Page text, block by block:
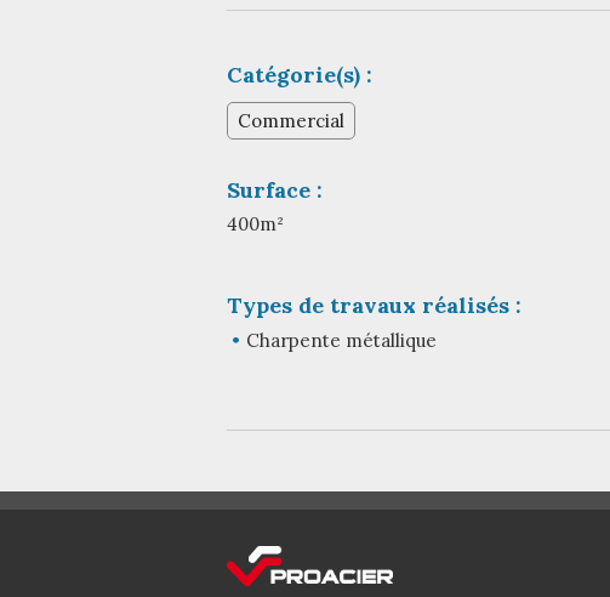
Catégorie(s) :
Commercial
Surface :
400m²
Types de travaux réalisés :
Charpente métallique